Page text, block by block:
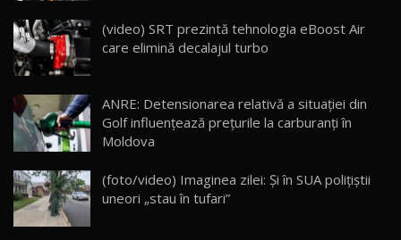
16
AutoBlogMD
13:10
17 20:06
Va fi modelul nr.1 BYD în Moldova? BYD Seal U
30:08
(video) SRT prezintă tehnologia eBoost Air
care elimină decalajul turbo
ANRE: Detensionarea relativă a situației din
Golf influențează prețurile la carburanți în
Moldova
(foto/video) Imaginea zilei: Și în SUA polițiștii
uneori „stau în tufari”